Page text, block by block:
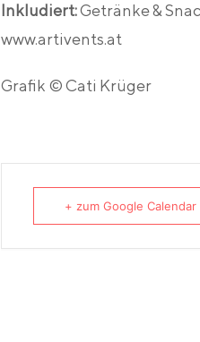
Inkludiert:Getränke &
www.artivents.at
Grafik © Cati Krüger
+ zum Google